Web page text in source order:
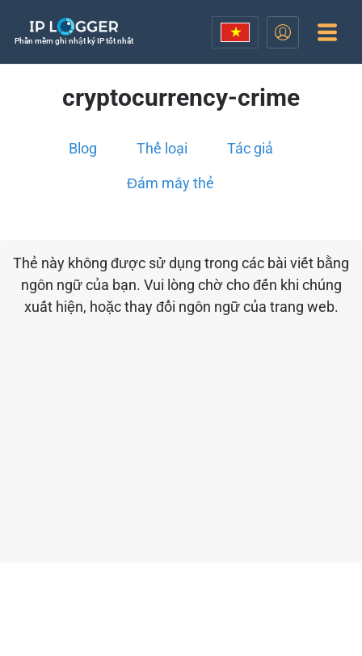
Phần mềm ghi nhật ký IP tốt nhất
cryptocurrency-crime
Blog Thể loại Tác giả
Đám mây thẻ